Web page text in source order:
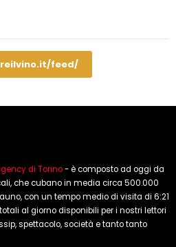
feed/
di Torino- è composto ad oggi da
che cubano in media circa 500.000
con un tempo medio di visita di 6:21
al giorno disponibili per i nostri lettori
spettacolo, società e tanto tanto